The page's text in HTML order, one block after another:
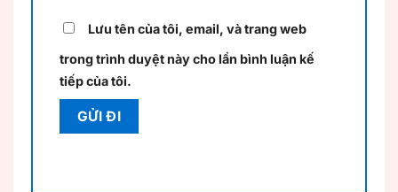
Lưu tên của tôi, email, và trang web
trong trình duyệt này cho lần bình luận kế
tiếp của tôi.